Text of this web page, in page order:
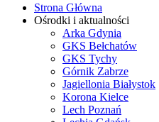
Strona Główna
Ośrodki i aktualności
Arka Gdynia
GKS Bełchatów
GKS Tychy
Górnik Zabrze
Jagiellonia Białystok
Korona Kielce
Lech Poznań